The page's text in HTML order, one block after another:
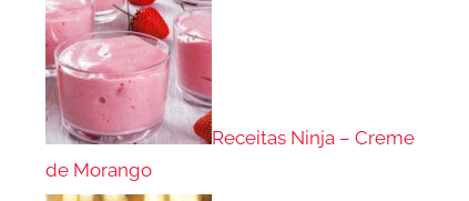
Receitas Ninja – Creme
de Morango